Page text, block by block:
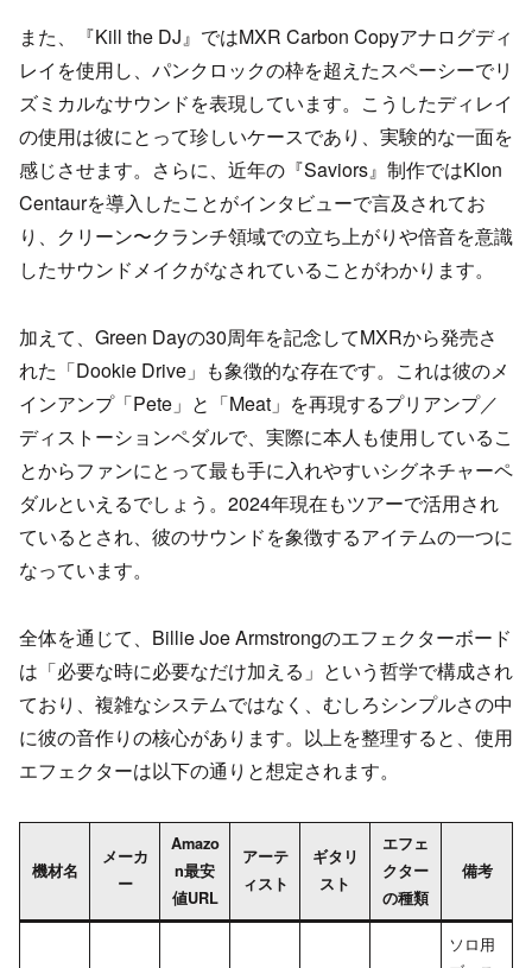
また、『Kill the DJ』ではMXR Carbon Copyアナログディ
レイを使用し、パンクロックの枠を超えたスペーシーでリ
ズミカルなサウンドを表現しています。こうしたディレイ
の使用は彼にとって珍しいケースであり、実験的な一面を
感じさせます。さらに、近年の『Saviors』制作ではKlon
Centaurを導入したことがインタビューで言及されてお
り、クリーン〜クランチ領域での立ち上がりや倍音を意識
したサウンドメイクがなされていることがわかります。
加えて、Green Dayの30周年を記念してMXRから発売さ
れた「Dookie Drive」も象徴的な存在です。これは彼のメ
インアンプ「Pete」と「Meat」を再現するプリアンプ／
ディストーションペダルで、実際に本人も使用しているこ
とからファンにとって最も手に入れやすいシグネチャーペ
ダルといえるでしょう。2024年現在もツアーで活用され
ているとされ、彼のサウンドを象徴するアイテムの一つに
なっています。
全体を通じて、Billie Joe Armstrongのエフェクターボード
は「必要な時に必要なだけ加える」という哲学で構成され
ており、複雑なシステムではなく、むしろシンプルさの中
に彼の音作りの核心があります。以上を整理すると、使用
エフェクターは以下の通りと想定されます。
機材名
メーカ
ー
Amazo
n最安
値URL
アーテ
ィスト
ギタリ
スト
エフェ
クター
の種類
備考
ソロ用